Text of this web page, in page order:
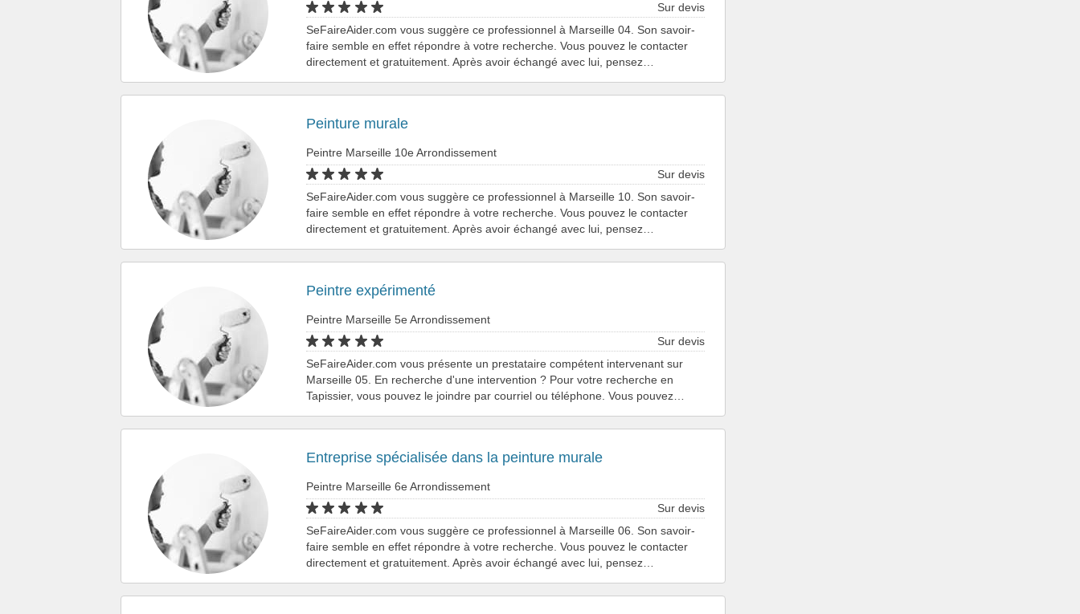
Sur devis
SeFaireAider.com vous suggère ce professionnel à Marseille 04. Son savoir-
faire semble en effet répondre à votre recherche. Vous pouvez le contacter
directement et gratuitement. Après avoir échangé avec lui, pensez…
Peinture murale
Peintre Marseille 10e Arrondissement
Sur devis
SeFaireAider.com vous suggère ce professionnel à Marseille 10. Son savoir-
faire semble en effet répondre à votre recherche. Vous pouvez le contacter
directement et gratuitement. Après avoir échangé avec lui, pensez…
Peintre expérimenté
Peintre Marseille 5e Arrondissement
Sur devis
SeFaireAider.com vous présente un prestataire compétent intervenant sur
Marseille 05. En recherche d'une intervention ? Pour votre recherche en
Tapissier, vous pouvez le joindre par courriel ou téléphone. Vous pouvez…
Entreprise spécialisée dans la peinture murale
Peintre Marseille 6e Arrondissement
Sur devis
SeFaireAider.com vous suggère ce professionnel à Marseille 06. Son savoir-
faire semble en effet répondre à votre recherche. Vous pouvez le contacter
directement et gratuitement. Après avoir échangé avec lui, pensez…